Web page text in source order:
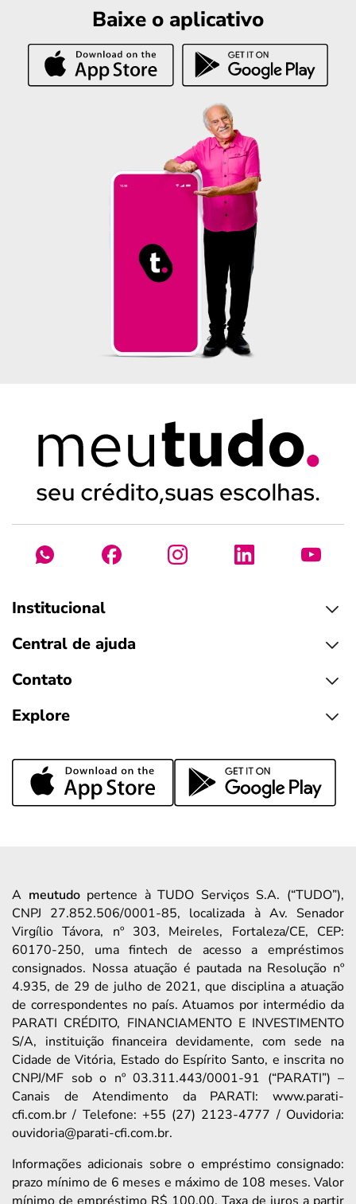
Baixe o aplicativo
Institucional
Central de ajuda
Contato
Explore
A meutudopertence à TUDO Serviços S.A. (“TUDO”),
CNPJ 27.852.506/0001-85, localizada à Av. Senador
Virgílio Távora, nº 303, Meireles, Fortaleza/CE, CEP:
60170-250, uma fintech de acesso a empréstimos
consignados. Nossa atuação é pautada na Resolução nº
4.935, de 29 de julho de 2021, que disciplina a atuação
de correspondentes no país. Atuamos por intermédio da
PARATI CRÉDITO, FINANCIAMENTO E INVESTIMENTO
S/A, instituição financeira devidamente, com sede na
Cidade de Vitória, Estado do Espírito Santo, e inscrita no
CNPJ/MF sob o nº 03.311.443/0001-91 (“PARATI”) –
Canais de Atendimento da PARATI: www.parati-
cfi.com.br / Telefone: +55 (27) 2123-4777 / Ouvidoria:
ouvidoria@parati-cfi.com.br.
Informações adicionais sobre o empréstimo consignado:
prazo mínimo de 6 meses e máximo de 108 meses. Valor